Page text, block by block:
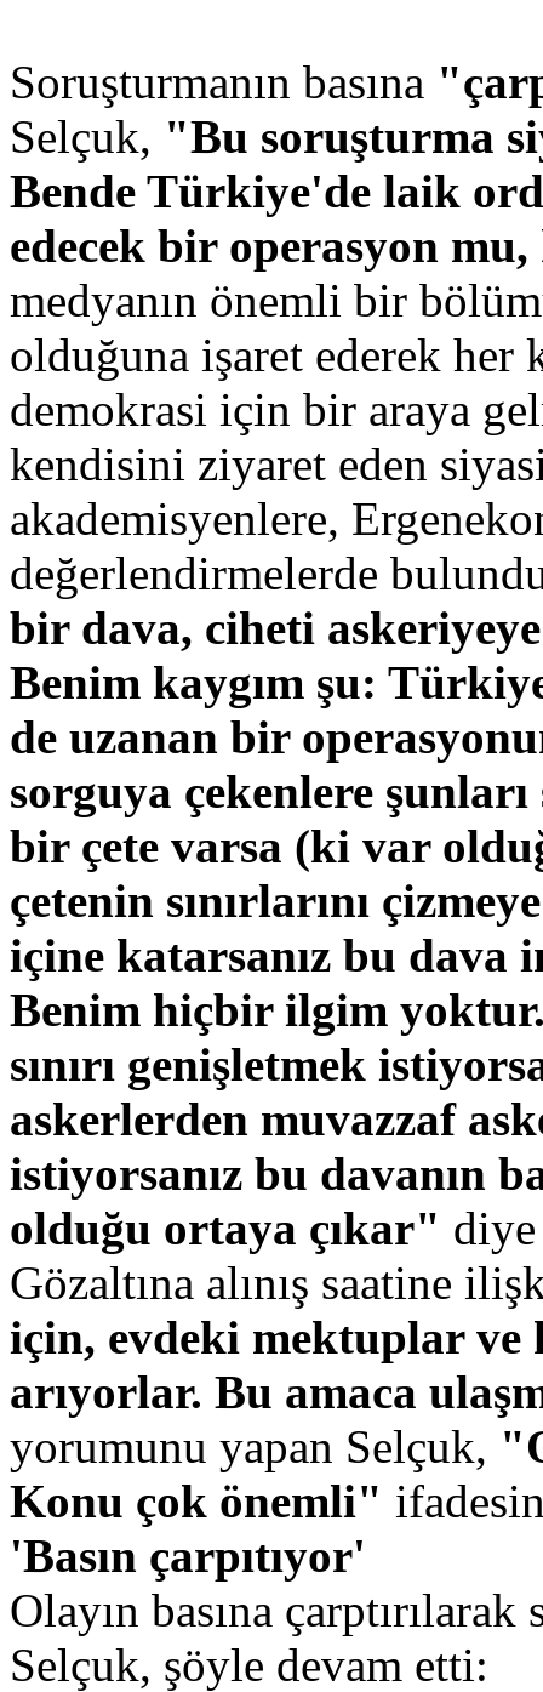
Soruşturmanın basına
Selçuk, "Bu soruşturma
Bende Türkiye'de laik
edecek bir operasyon
medyanın önemli bir
olduğuna işaret ederek
demokrasi için bir araya
kendisini ziyaret eden
akademisyenlere,
değerlendirmelerde
bir dava, ciheti
Benim kaygım şu:
de uzanan bir
sorguya çekenlere
bir çete varsa (ki var
çetenin sınırlarını
içine katarsanız bu dava
Benim hiçbir ilgim
sınırı genişletmek
askerlerden muvazzaf
istiyorsanız bu davanın
olduğu ortaya çıkar"
Gözaltına alınış saatine
için, evdeki mektuplar ve
arıyorlar. Bu amaca
yorumunu yapan Selçuk,
Konu çok önemli"
'Basın çarpıtıyor'
Olayın basına çarptırılarak
Selçuk, şöyle devam etti: